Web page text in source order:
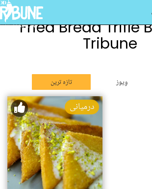
Fried Bread Trifle
Tribune
تازہ ترین وِیوز
درمیانی